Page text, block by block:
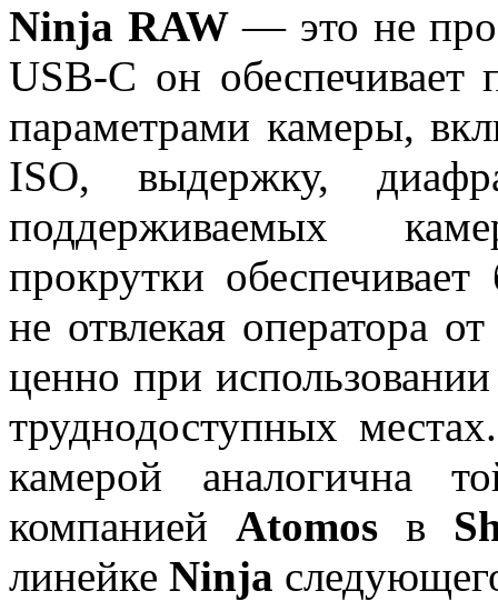
Ninja RAW— это не
USB-C он обеспечивает
параметрами камеры,
ISO, выдержку,
поддерживаемых
прокрутки
не отвлекая оператора
ценно при
труднодоступных
камерой аналогична
компанией Atomosв
линейке Ninja